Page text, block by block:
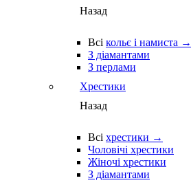
Назад
Всі кольє і намиста →
З діамантами
З перлами
Хрестики
Назад
Всі хрестики →
Чоловічі хрестики
Жіночі хрестики
З діамантами